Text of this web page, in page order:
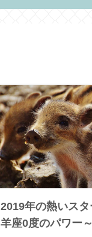
2019年の熱いス
羊座0度のパワー～